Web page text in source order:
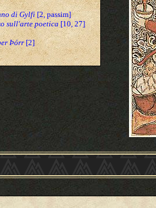
di Gylfi[2, passim]
sull'arte poetica [10, 27]
Þórr[2]